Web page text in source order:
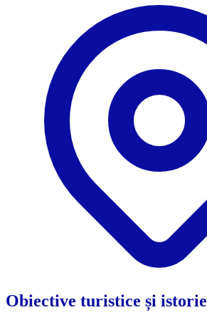
Obiective turistice și istorie